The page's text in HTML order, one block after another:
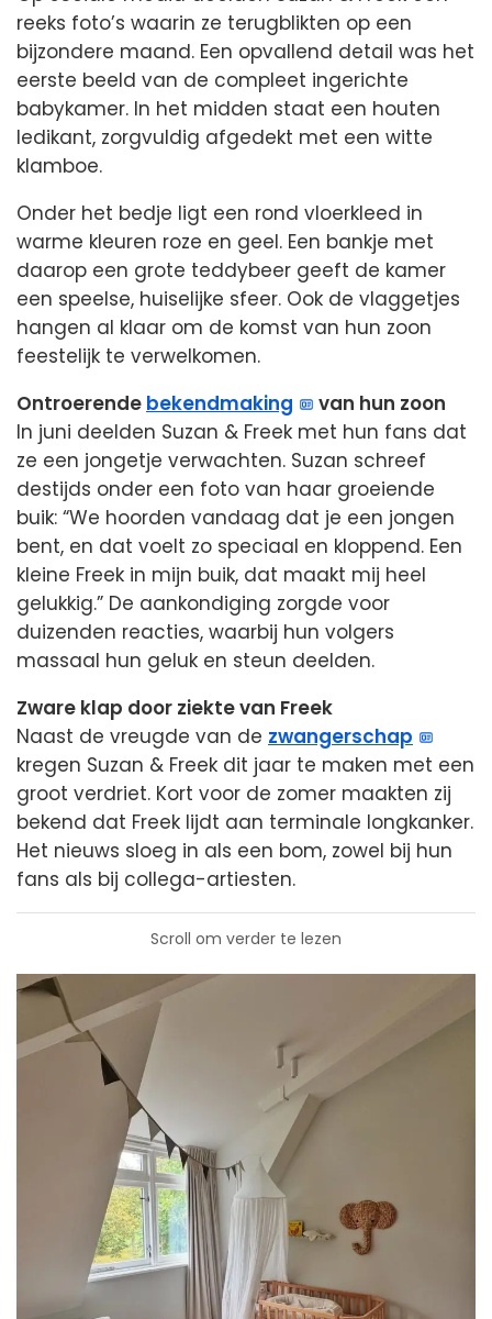
reeks foto’s waarin ze terugblikten op een
bijzondere maand. Een opvallend detail was het
eerste beeld van de compleet ingerichte
babykamer. In het midden staat een houten
ledikant, zorgvuldig afgedekt met een witte
klamboe.
Onder het bedje ligt een rond vloerkleed in
warme kleuren roze en geel. Een bankje met
daarop een grote teddybeer geeft de kamer
een speelse, huiselijke sfeer. Ook de vlaggetjes
hangen al klaar om de komst van hun zoon
feestelijk te verwelkomen.
Ontroerende bekendmaking
van hun zoon
In juni deelden Suzan & Freek met hun fans dat
ze een jongetje verwachten. Suzan schreef
destijds onder een foto van haar groeiende
buik: “We hoorden vandaag dat je een jongen
bent, en dat voelt zo speciaal en kloppend. Een
kleine Freek in mijn buik, dat maakt mij heel
gelukkig.” De aankondiging zorgde voor
duizenden reacties, waarbij hun volgers
massaal hun geluk en steun deelden.
Zware klap door ziekte van Freek
Naast de vreugde van de zwangerschap
kregen Suzan & Freek dit jaar te maken met een
groot verdriet. Kort voor de zomer maakten zij
bekend dat Freek lijdt aan terminale longkanker.
Het nieuws sloeg in als een bom, zowel bij hun
fans als bij collega-artiesten.
Scroll om verder te lezen